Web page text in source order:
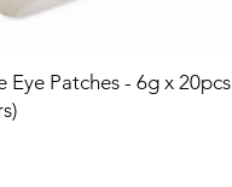
Eye Patches - 6g x 20pcs